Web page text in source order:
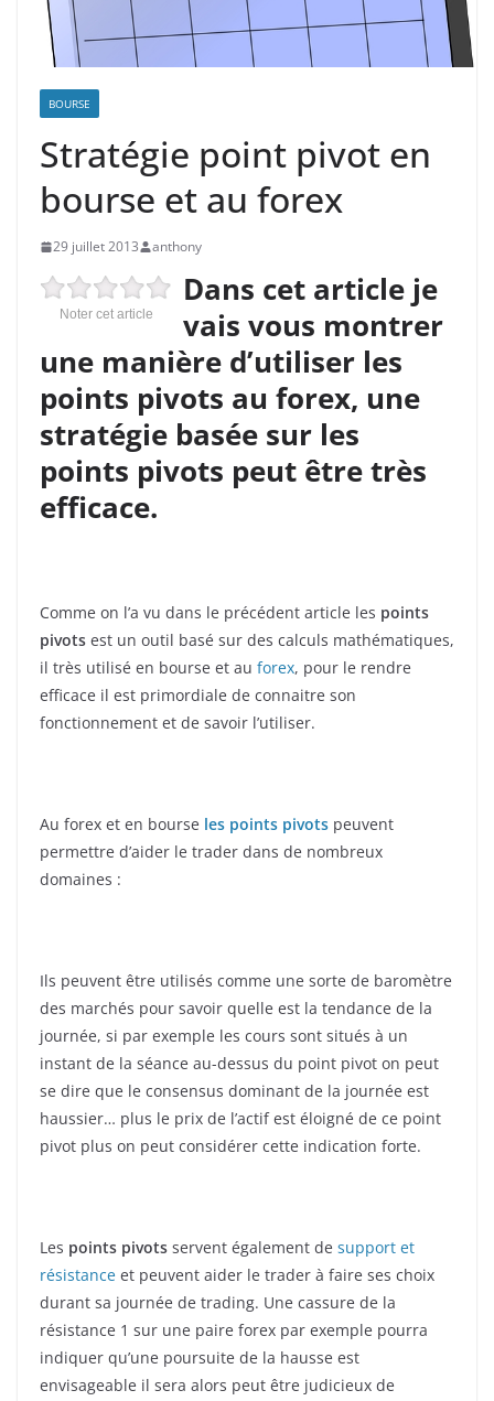
BOURSE
Stratégie point pivot en
bourse et au forex
29 juillet 2013 anthony
Noter cet article
Dans cet article je
vais vous montrer
une manière d’utiliser les
points pivots au forex, une
stratégie basée sur les
points pivots peut être très
efficace.
Comme on l’a vu dans le précédent article les points
pivots est un outil basé sur des calculs mathématiques,
il très utilisé en bourse et au forex, pour le rendre
efficace il est primordiale de connaitre son
fonctionnement et de savoir l’utiliser.
Au forex et en bourse les points pivots peuvent
permettre d’aider le trader dans de nombreux
domaines :
Ils peuvent être utilisés comme une sorte de baromètre
des marchés pour savoir quelle est la tendance de la
journée, si par exemple les cours sont situés à un
instant de la séance au-dessus du point pivot on peut
se dire que le consensus dominant de la journée est
haussier… plus le prix de l’actif est éloigné de ce point
pivot plus on peut considérer cette indication forte.
Les points pivots servent également de support et
résistance et peuvent aider le trader à faire ses choix
durant sa journée de trading. Une cassure de la
résistance 1 sur une paire forex par exemple pourra
indiquer qu’une poursuite de la hausse est
envisageable il sera alors peut être judicieux de